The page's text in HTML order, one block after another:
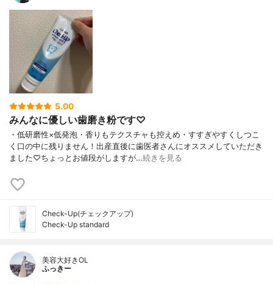
5.00
みんなに優しい歯磨き粉です♡
・低研磨性×低発泡・香りもテクスチャも控えめ・すすぎやすくしつこ
く口の中に残りません！出産直後に歯医者さんにオススメしていただき
ました♡ちょっとお値段がしますが…続きを見る
Check-Up(チェックアップ)
Check-Up standard
美容大好きOL
ふっきー